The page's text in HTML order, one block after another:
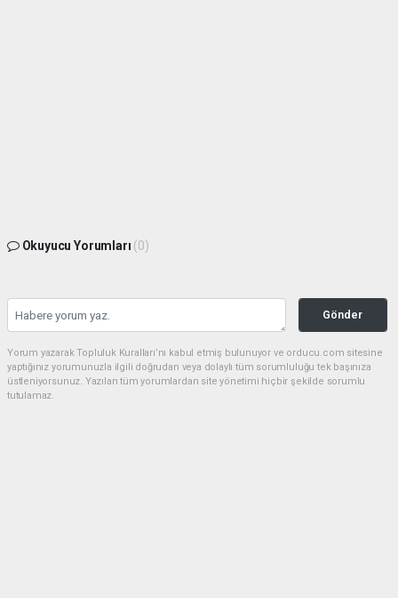
Okuyucu Yorumları (0)
Gönder
Yorum yazarak Topluluk Kuralları’nı kabul etmiş bulunuyor ve orducu.com sitesine
yaptığınız yorumunuzla ilgili doğrudan veya dolaylı tüm sorumluluğu tek başınıza
üstleniyorsunuz. Yazılan tüm yorumlardan site yönetimi hiçbir şekilde sorumlu
tutulamaz.